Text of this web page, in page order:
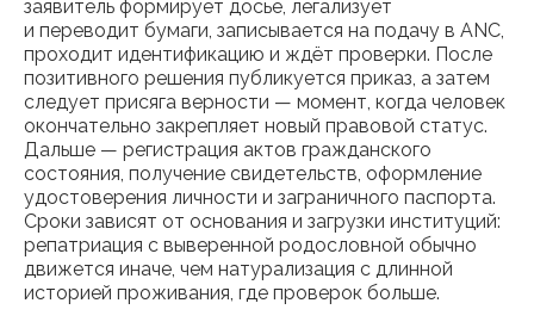
заявитель формирует досье, легализует
и переводит бумаги, записывается на подачу в ANC,
проходит идентификацию и ждёт проверки. После
позитивного решения публикуется приказ, а затем
следует присяга верности — момент, когда человек
окончательно закрепляет новый правовой статус.
Дальше — регистрация актов гражданского
состояния, получение свидетельств, оформление
удостоверения личности и заграничного паспорта.
Сроки зависят от основания и загрузки институций:
репатриация с выверенной родословной обычно
движется иначе, чем натурализация с длинной
историей проживания, где проверок больше.